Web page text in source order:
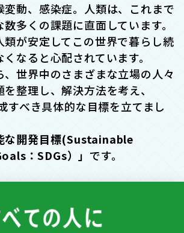
変動、感染症。人類は、これまで
多くの課題に直面しています。
類が安定してこの世界で暮らし続
なると心配されています。
世界中のさまざまな立場の人々
整理し、解決方法を考え、
すべき具体的な目標を立てまし
な開発目標(Sustainable
：SDGs）」 です。